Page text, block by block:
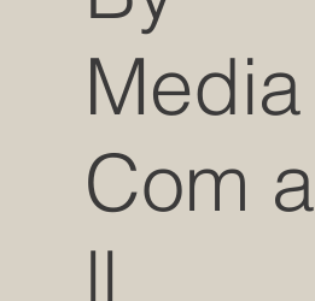
Media
Com a
ll